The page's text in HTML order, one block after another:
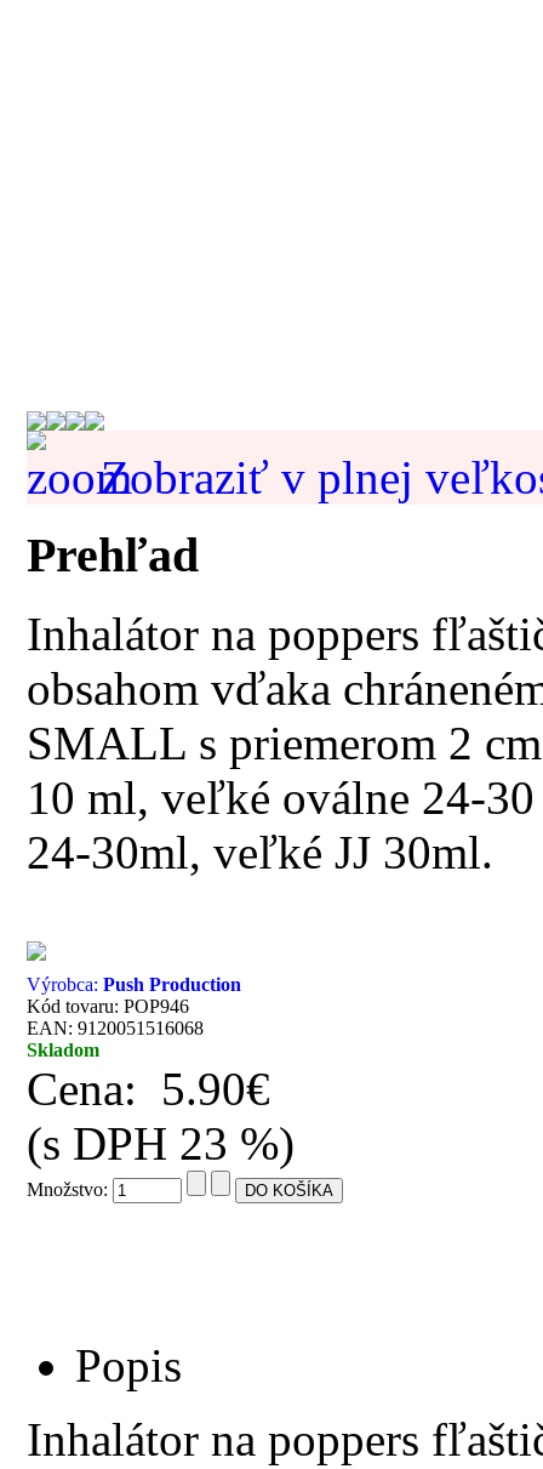
Zobraziť v plnej
Prehľad
Inhalátor na poppers
obsahom vďaka
SMALL s priemerom 2
10 ml, veľké oválne 24-
24-30ml, veľké JJ 30ml.
Výrobca:Push Production
Kód tovaru: POP946
EAN: 9120051516068
Skladom
Cena: 5.90€
(s DPH 23 %)
Množstvo:
Popis
Inhalátor na poppers